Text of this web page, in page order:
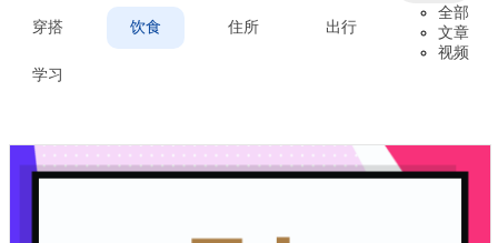
全部
文章
视频
穿搭 饮食 住所 出行
学习